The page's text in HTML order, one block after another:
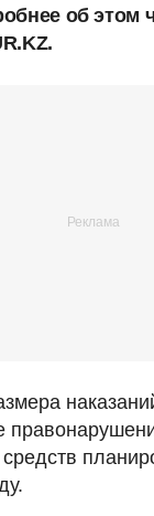
об этом